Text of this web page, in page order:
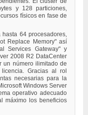
y 128 particiones,
físicos en fase de
64 procesadores,
Replace Memory" así
Services Gateway" y
2008 R2 DataCenter
un número ilimitado de
Gracias al rol
necesarias para la
Windows Server
operativo adecuado
máximo los beneficios